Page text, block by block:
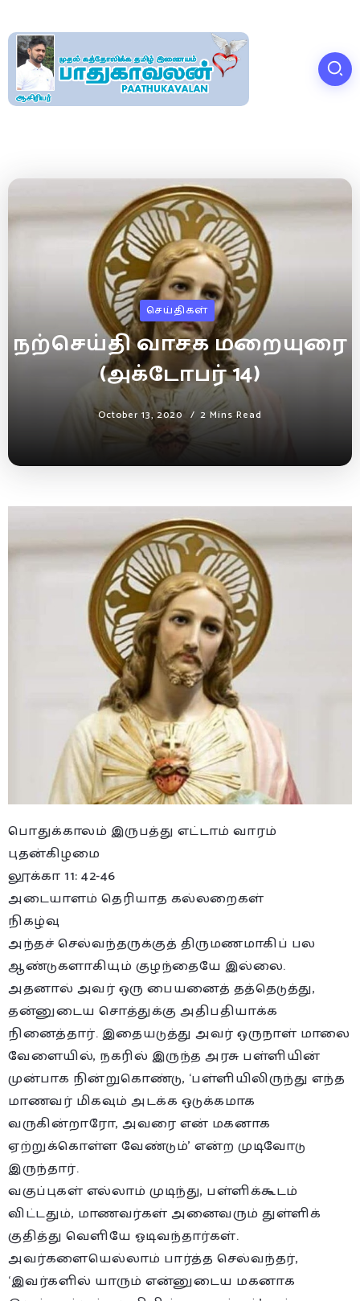
செய்திகள்
நற்செய்தி வாசக மறையுரை
(அக்டோபர் 14)
October 13, 2020 2 Mins Read
பொதுக்காலம் இருபத்து எட்டாம் வாரம்
புதன்கிழமை
லூக்கா 11: 42-46
அடையாளம் தெரியாத கல்லறைகள்
நிகழ்வு
அந்தச் செல்வந்தருக்குத் திருமணமாகிப் பல
ஆண்டுகளாகியும் குழந்தையே இல்லை.
அதனால் அவர் ஒரு பையனைத் தத்தெடுத்து,
தன்னுடைய சொத்துக்கு அதிபதியாக்க
நினைத்தார். இதையடுத்து அவர் ஒருநாள் மாலை
வேளையில், நகரில் இருந்த அரசு பள்ளியின்
முன்பாக நின்றுகொண்டு, ‘பள்ளியிலிருந்து எந்த
மாணவர் மிகவும் அடக்க ஒடுக்கமாக
வருகின்றாரோ, அவரை என் மகனாக
ஏற்றுக்கொள்ள வேண்டும்’ என்ற முடிவோடு
இருந்தார்.
வகுப்புகள் எல்லாம் முடிந்து, பள்ளிக்கூடம்
விட்டதும், மாணவர்கள் அனைவரும் துள்ளிக்
குதித்து வெளியே ஓடிவந்தார்கள்.
அவர்களையெல்லாம் பார்த்த செல்வந்தர்,
‘இவர்களில் யாரும் என்னுடைய மகனாக